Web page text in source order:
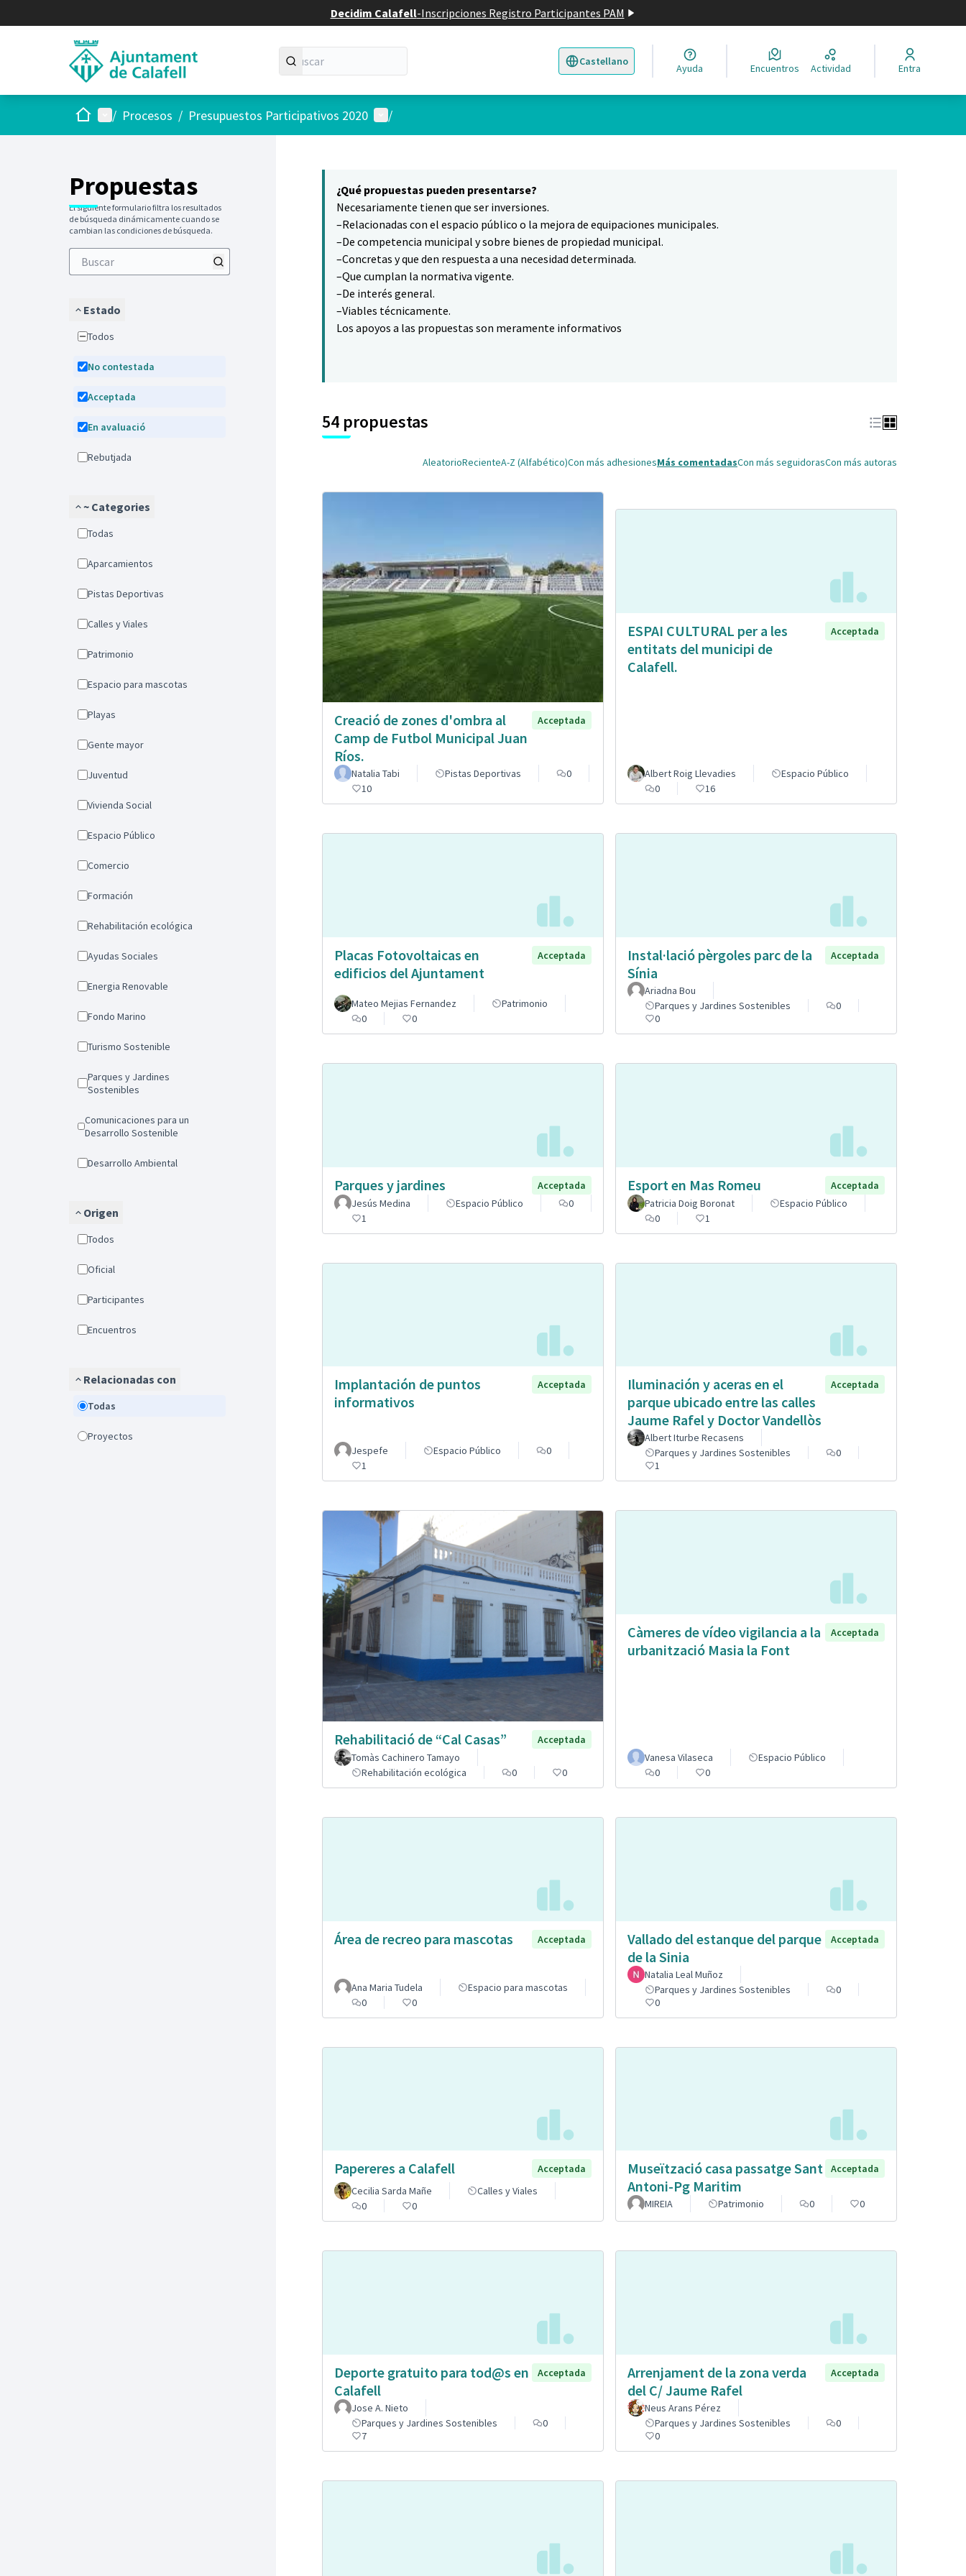
Decidim Calafell-Inscripciones Registro Participantes PAM
Castellano
Triar la llengua Elegir el idioma
Ayuda Encuentros Actividad Entra
InicioMenú principal
/ Procesos / Presupuestos Participativos 2020 Menú de usuario
/
Propuestas
El siguiente formulario filtra los resultados
de búsqueda dinámicamente cuando se
cambian las condiciones de búsqueda.
Estado
Todos
No contestada
Acceptada
En avaluació
Rebutjada
~ Categories
Todas
Aparcamientos
Pistas Deportivas
Calles y Viales
Patrimonio
Espacio para mascotas
Playas
Gente mayor
Juventud
Vivienda Social
Espacio Público
Comercio
Formación
Rehabilitación ecológica
Ayudas Sociales
Energia Renovable
Fondo Marino
Turismo Sostenible
Parques y Jardines
Sostenibles
Comunicaciones para un
Desarrollo Sostenible
Desarrollo Ambiental
Origen
Todos
Oficial
Participantes
Encuentros
Relacionadas con
Todas
Proyectos
6
¿Qué propuestas pueden presentarse?
Necesariamente tienen que ser inversiones.
–Relacionadas con el espacio público o la mejora de equipaciones municipales.
–De competencia municipal y sobre bienes de propiedad municipal.
–Concretas y que den respuesta a una necesidad determinada.
–Que cumplan la normativa vigente.
–De interés general.
–Viables técnicamente.
Los apoyos a las propuestas son meramente informativos
54 propuestas
AleatorioRecienteA-Z (Alfabético)Con más adhesionesMás comentadasCon más seguidorasCon más autoras
Creació de zones d'ombra al
Camp de Futbol Municipal Juan
Ríos.
Acceptada
Natalia Tabi Pistas Deportivas
0
10
ESPAI CULTURAL per a les
entitats del municipi de
Calafell.
Acceptada
Albert Roig Llevadies
Espacio Público
0
16
Placas Fotovoltaicas en
edificios del Ajuntament
Acceptada
Mateo Mejias Fernandez
Patrimonio
0
0
Instal·lació pèrgoles parc de la
Sínia
Acceptada
Ariadna Bou
Parques y Jardines Sostenibles
0
0
Parques y jardines
Acceptada
Jesús Medina
Espacio Público
0
1
Esport en Mas Romeu
Acceptada
Patricia Doig Boronat
Espacio Público
0
1
Implantación de puntos
informativos
Acceptada
Jespefe Espacio Público
0
1
Iluminación y aceras en el
parque ubicado entre las calles
Jaume Rafel y Doctor Vandellòs
Acceptada
Albert Iturbe Recasens
Parques y Jardines Sostenibles
0
1
Rehabilitació de “Cal Casas”
Acceptada
Tomàs Cachinero Tamayo
Rehabilitación ecológica
0 0
Càmeres de vídeo vigilancia a la
urbanització Masia la Font
Acceptada
Vanesa Vilaseca
Espacio Público
0
0
Área de recreo para mascotas Acceptada
Ana Maria Tudela
Espacio para mascotas
0
0
Vallado del estanque del parque
de la Sinia
Acceptada
Natalia Leal Muñoz
Parques y Jardines Sostenibles
0
0
Papereres a Calafell
Acceptada
Cecilia Sarda Mañe
Calles y Viales
0
0
Museïtzació casa passatge Sant
Antoni-Pg Maritim
Acceptada
MIREIA Patrimonio 0 0
Deporte gratuito para tod@s en
Calafell
Acceptada
Jose A. Nieto
Parques y Jardines Sostenibles
0
7
Arrenjament de la zona verda
del C/ Jaume Rafel
Acceptada
Neus Arans Pérez
Parques y Jardines Sostenibles
0
0